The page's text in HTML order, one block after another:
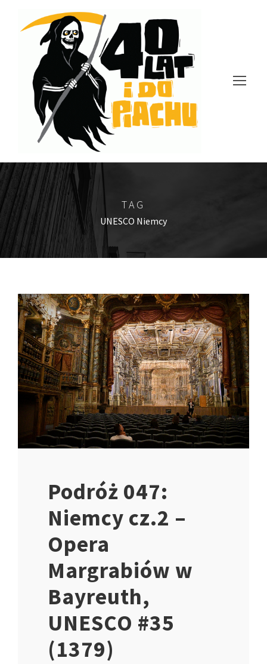
TAG
UNESCO Niemcy
Podróż 047:
Niemcy cz.2 –
Opera
Margrabiów w
Bayreuth,
UNESCO #35
(1379)